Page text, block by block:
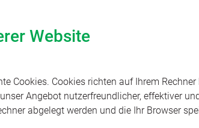
Website
Cookies. Cookies richten auf Ihrem
Angebot nutzerfreundlicher, effektiver
abgelegt werden und die Ihr Browser